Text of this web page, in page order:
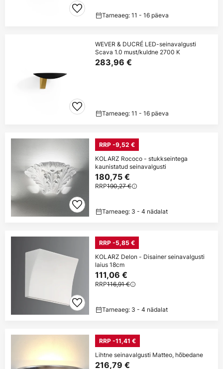
Tarneaeg: 11 - 16 päeva
WEVER & DUCRÉ LED-seinavalgusti
Scava 1.0 must/kuldne 2700 K
283,96 €
Tarneaeg: 11 - 16 päeva
RRP -9,52 €
KOLARZ Rococo - stukkseintega
kaunistatud seinavalgusti
180,75 €
RRP190,27 €
Tarneaeg: 3 - 4 nädalat
RRP -5,85 €
KOLARZ Delon - Disainer seinavalgusti
laius 18cm
111,06 €
RRP116,91 €
Tarneaeg: 3 - 4 nädalat
RRP -11,41 €
Lihtne seinavalgusti Matteo, hõbedane
216,79 €